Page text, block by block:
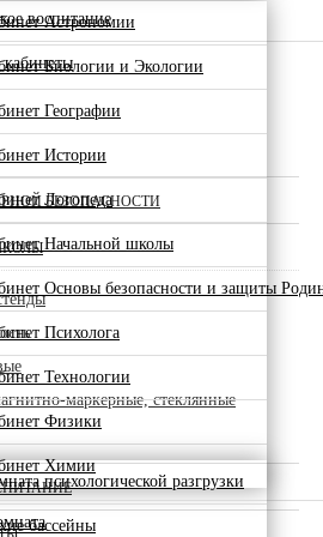
воспитание
Астрономии
Биологии и Экологии
Географии
Истории
Логопеда
Начальной школы
Основы безопасности и защиты
Психолога
Технологии
Физики
Химии
психологической разгрузки
бассейны
БЕЗОПАСНОСТИ
маркерные, стеклянные